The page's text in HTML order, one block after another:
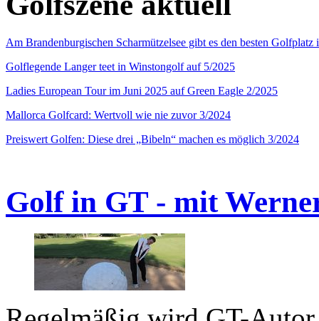
Am Brandenburgischen Scharmützelsee gibt es den besten
Golflegende Langer teet in Winstongolf auf 5/2025
Ladies European Tour im Juni 2025 auf Green Eagle 2/2025
Mallorca Golfcard: Wertvoll wie nie zuvor 3/2024
Preiswert Golfen: Diese drei „Bibeln“ machen es möglich 3/2024
Golf in GT - mit